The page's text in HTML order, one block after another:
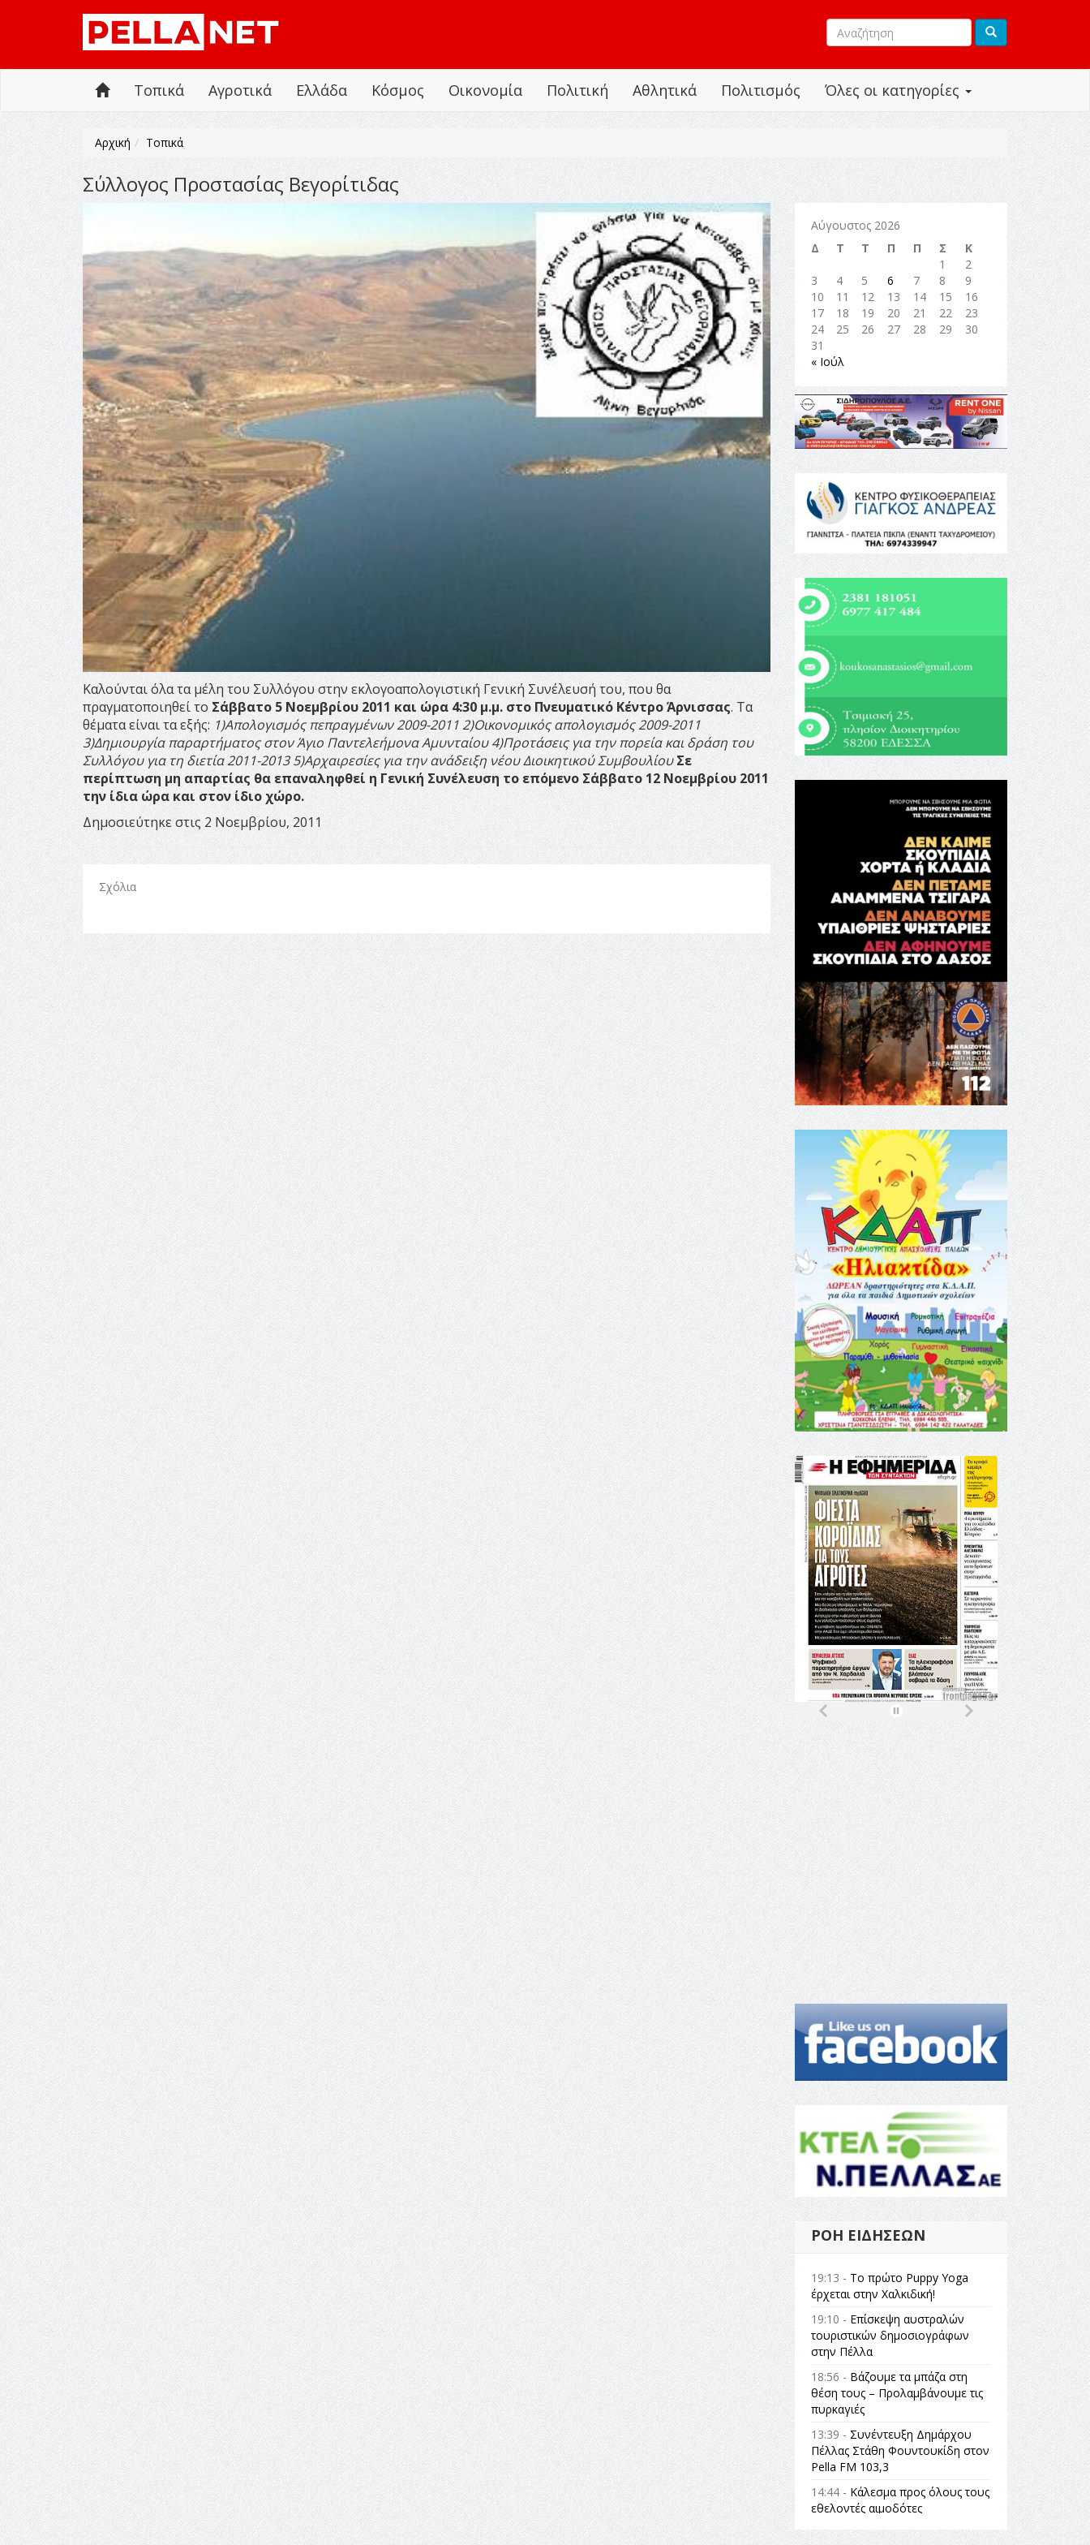
Όλες οι κατηγορίες
Τοπικά Αγροτικά Ελλάδα Κόσμος Οικονομία Πολιτική Αθλητικά Πολιτισμός
Αρχική Τοπικά
Σύλλογος Προστασίας Βεγορίτιδας
Καλούνται όλα τα μέλη του Συλλόγου στην εκλογοαπολογιστική Γενική Συνέλευσή του, που θα
πραγματοποιηθεί τοΣάββατο 5 Νοεμβρίου 2011 και ώρα 4:30 μ.μ. στο Πνευματικό Κέντρο Άρνισσας. Τα
θέματα είναι τα εξής: 1)Απολογισμός πεπραγμένων 2009-2011 2)Οικονομικός απολογισμός 2009-2011
3)Δημιουργία παραρτήματος στον Άγιο Παντελεήμονα Αμυνταίου 4)Προτάσεις για την πορεία και δράση του
Συλλόγου για τη διετία 2011-2013 5)Αρχαιρεσίες για την ανάδειξη νέου Διοικητικού ΣυμβουλίουΣε
περίπτωση μη απαρτίας θα επαναληφθεί η Γενική Συνέλευση το επόμενο Σάββατο 12 Νοεμβρίου 2011
την ίδια ώρα και στον ίδιο χώρο.
Δημοσιεύτηκε στις 2 Νοεμβρίου, 2011
Σχόλια
Αύγουστος 2026
Δ
Τ Τ Π Π Σ
Κ
1
2
3
4 5 6 7 8
9
10
11 12 13 14 15
16
17
18 19 20 21 22
23
24
25 26 27 28 29
30
31
« Ιούλ
ΡΟΉ ΕΙΔΉΣΕΩΝ
19:13 - Το πρώτο Puppy Yoga
έρχεται στην Χαλκιδική!
19:10 - Επίσκεψη αυστραλών
τουριστικών δημοσιογράφων
στην Πέλλα
18:56 - Βάζουμε τα μπάζα στη
θέση τους – Προλαμβάνουμε τις
πυρκαγιές
13:39 - Συνέντευξη Δημάρχου
Πέλλας Στάθη Φουντουκίδη στον
Pella FM 103,3
14:44 - Κάλεσμα προς όλους τους
εθελοντές αιμοδότες
14:23 -Όλη η Ελλάδα ένας